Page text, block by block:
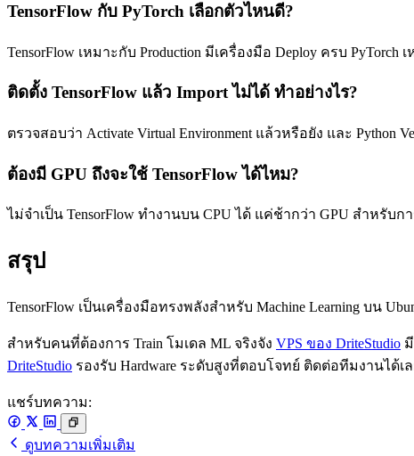
TensorFlow กับ PyTorch เลือกตัวไหนดี?
TensorFlow เหมาะกับ Production มีเครื่องมือ Deploy ครบ
ติดตั้ง TensorFlow แล้ว Import ไม่ได้ ทำอย่างไร?
ตรวจสอบว่า Activate Virtual Environment แล้วหรือยัง และ Python
ต้องมี GPU ถึงจะใช้ TensorFlow ได้ไหม?
ไม่จำเป็น TensorFlow ทำงานบน CPU ได้ แค่ช้ากว่า GPU สำหรับก
สรุป
TensorFlow เป็นเครื่องมือทรงพลังสำหรับ Machine Learning บน
สำหรับคนที่ต้องการ Train โมเดล ML จริงจัง VPS ของ DriteStudio
DriteStudio รองรับ Hardware ระดับสูงที่ตอบโจทย์ ติดต่อทีมงานได้เ
แชร์บทความ:
ดูบทความเพิ่มเติม